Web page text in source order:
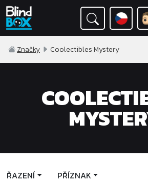
Značky Coolectibles Mystery
ŘAZENÍ PŘÍZNAK